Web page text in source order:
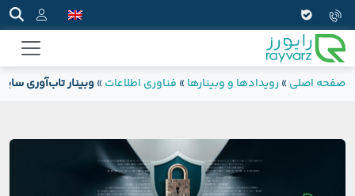
صفحه اصلی »رویدادها و وبینارها » فناوری اطلاعات »وبینار تاب‌آوری